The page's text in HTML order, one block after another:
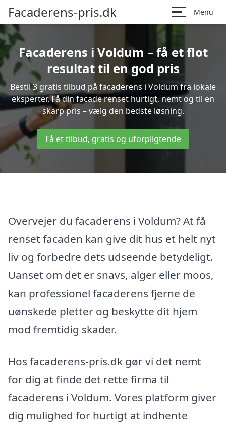
Facaderens-pris.dk Menu
Facaderens i Voldum – få et flot
resultat til en god pris
Bestil 3 gratis tilbud på facaderens i Voldum fra lokale
eksperter. Få din facade renset hurtigt, nemt og til en
skarp pris – vælg den bedste løsning.
Få et tilbud, gratis og uforpligtende
Overvejer du facaderens i Voldum? At få
renset facaden kan give dit hus et helt nyt
liv og forbedre dets udseende betydeligt.
Uanset om det er snavs, alger eller moos,
kan professionel facaderens fjerne de
uønskede pletter og beskytte dit hjem
mod fremtidig skader.
Hos facaderens-pris.dk gør vi det nemt
for dig at finde det rette firma til
facaderens i Voldum. Vores platform giver
dig mulighed for hurtigt at indhente